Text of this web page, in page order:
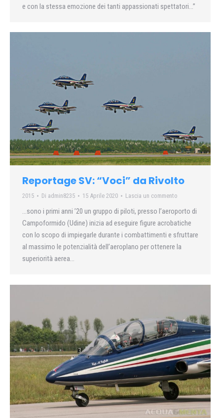
e con la stessa emozione dei tanti appassionati spettatori…”
Reportage SV: “Voci” da Rivolto
2015 Di admin8235 15 Aprile 2020 Lascia un commento
…sono i primi anni ’20 un gruppo di piloti, presso l’aeroporto di
Campoformido (Udine) inizia ad eseguire figure acrobatiche
con lo scopo di impiegarle durante i combattimenti e sfruttare
al massimo le potenzialità dell’aeroplano per ottenere la
superiorità aerea…